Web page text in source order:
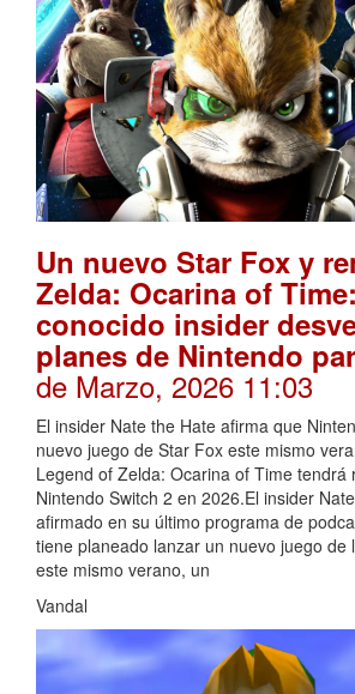
Un nuevo Star Fox y
Zelda: Ocarina of
conocido insider
planes de Nintendo
de Marzo, 2026 11:03
El insider Nate the Hate afirma que
nuevo juego de Star Fox este mismo
Legend of Zelda: Ocarina of Time tendrá
Nintendo Switch 2 en 2026.El insider
afirmado en su último programa de
tiene planeado lanzar un nuevo juego de
este mismo verano, un
Vandal